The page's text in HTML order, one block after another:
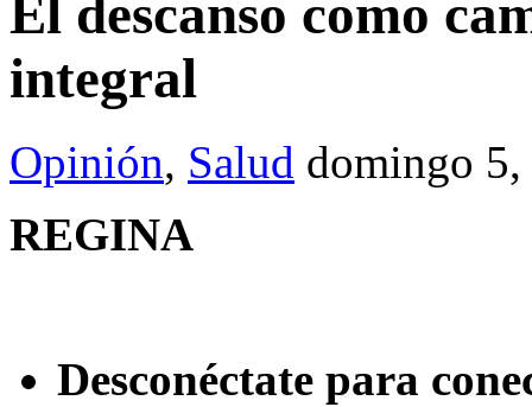
El descanso como
integral
Opinión, Salud domingo
REGINA
Desconéctate para